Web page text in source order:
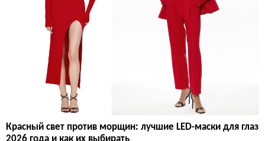
Красный свет против морщин: лучшие LED-маски для глаз